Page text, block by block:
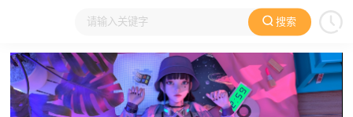
搜索
大家在看 日本动漫 国产动漫 欧美动漫 动漫电影